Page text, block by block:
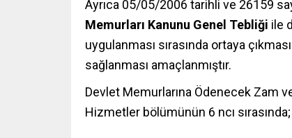
Ayrıca 05/05/2006 tarihli ve 26159
Memurları Kanunu Genel Tebliği ile
uygulanması sırasında ortaya
sağlanması amaçlanmıştır.
Devlet Memurlarına Ödenecek Zam
Hizmetler bölümünün 6 ncı sırasında;